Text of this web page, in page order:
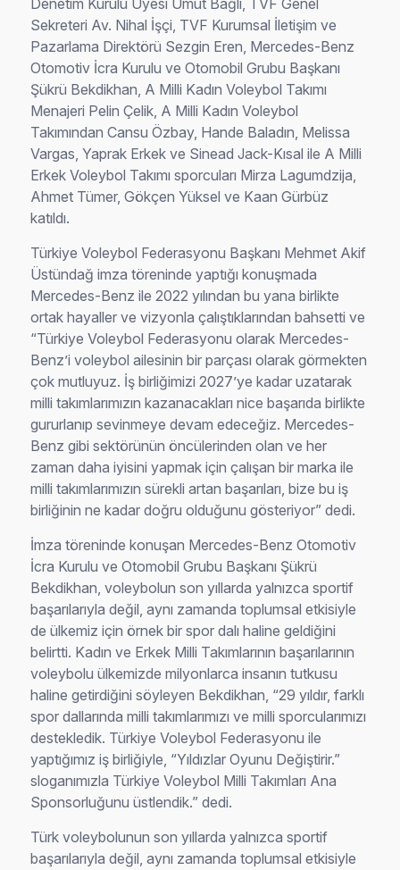
Denetim Kurulu Üyesi Umut Bağlı, TVF Genel
Sekreteri Av. Nihal İşçi, TVF Kurumsal İletişim ve
Pazarlama Direktörü Sezgin Eren, Mercedes-Benz
Otomotiv İcra Kurulu ve Otomobil Grubu Başkanı
Şükrü Bekdikhan, A Milli Kadın Voleybol Takımı
Menajeri Pelin Çelik, A Milli Kadın Voleybol
Takımından Cansu Özbay, Hande Baladın, Melissa
Vargas, Yaprak Erkek ve Sinead Jack-Kısal ile A Milli
Erkek Voleybol Takımı sporcuları Mirza Lagumdzija,
Ahmet Tümer, Gökçen Yüksel ve Kaan Gürbüz
katıldı.
Türkiye Voleybol Federasyonu Başkanı Mehmet Akif
Üstündağ imza töreninde yaptığı konuşmada
Mercedes-Benz ile 2022 yılından bu yana birlikte
ortak hayaller ve vizyonla çalıştıklarından bahsetti ve
“Türkiye Voleybol Federasyonu olarak Mercedes-
Benz’i voleybol ailesinin bir parçası olarak görmekten
çok mutluyuz. İş birliğimizi 2027’ye kadar uzatarak
milli takımlarımızın kazanacakları nice başarıda birlikte
gururlanıp sevinmeye devam edeceğiz. Mercedes-
Benz gibi sektörünün öncülerinden olan ve her
zaman daha iyisini yapmak için çalışan bir marka ile
milli takımlarımızın sürekli artan başarıları, bize bu iş
birliğinin ne kadar doğru olduğunu gösteriyor” dedi.
İmza töreninde konuşan Mercedes-Benz Otomotiv
İcra Kurulu ve Otomobil Grubu Başkanı Şükrü
Bekdikhan, voleybolun son yıllarda yalnızca sportif
başarılarıyla değil, aynı zamanda toplumsal etkisiyle
de ülkemiz için örnek bir spor dalı haline geldiğini
belirtti. Kadın ve Erkek Milli Takımlarının başarılarının
voleybolu ülkemizde milyonlarca insanın tutkusu
haline getirdiğini söyleyen Bekdikhan, “29 yıldır, farklı
spor dallarında milli takımlarımızı ve milli sporcularımızı
destekledik. Türkiye Voleybol Federasyonu ile
yaptığımız iş birliğiyle, “Yıldızlar Oyunu Değiştirir.”
sloganımızla Türkiye Voleybol Milli Takımları Ana
Sponsorluğunu üstlendik.” dedi.
Türk voleybolunun son yıllarda yalnızca sportif
başarılarıyla değil, aynı zamanda toplumsal etkisiyle